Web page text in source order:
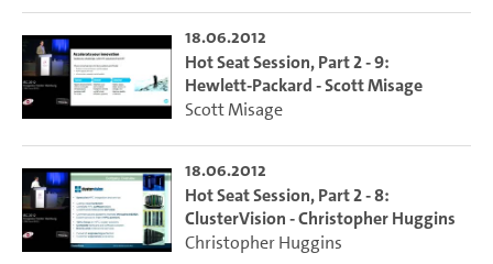
18.06.2012
Hot Seat Session, Part 2 - 9:
Hewlett-Packard - Scott Misage
Scott Misage
18.06.2012
Hot Seat Session, Part 2 - 8:
ClusterVision - Christopher Huggins
Christopher Huggins